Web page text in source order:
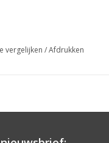
vergelijken /Afdrukken